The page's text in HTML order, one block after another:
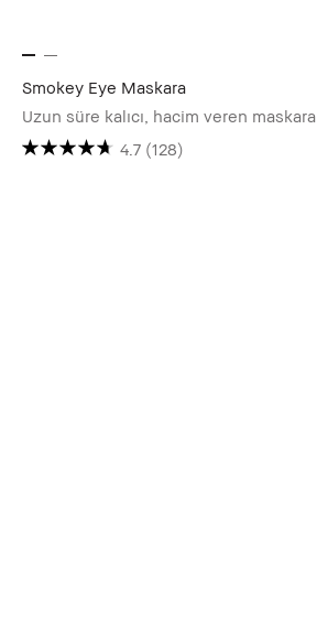
Smokey Eye Maskara
Uzun süre kalıcı, hacim veren maskara
4.7 (128)